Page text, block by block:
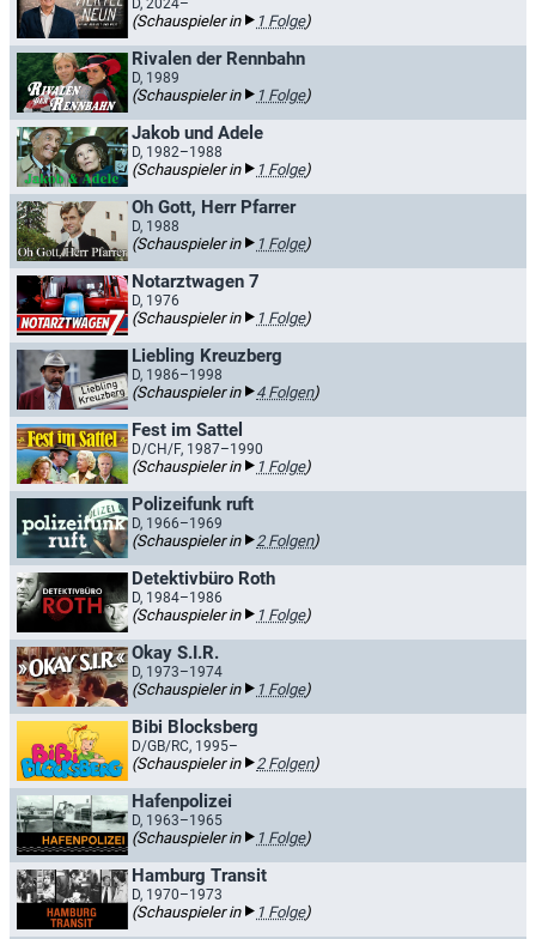
D, 2024–
(Schauspieler in 1 Folge)
Rivalen der Rennbahn
D, 1989
(Schauspieler in 1 Folge)
Jakob und Adele
D, 1982–1988
(Schauspieler in 1 Folge)
Oh Gott, Herr Pfarrer
D, 1988
(Schauspieler in 1 Folge)
Notarztwagen 7
D, 1976
(Schauspieler in 1 Folge)
Liebling Kreuzberg
D, 1986–1998
(Schauspieler in 4 Folgen)
Fest im Sattel
D/CH/F, 1987–1990
(Schauspieler in 1 Folge)
Polizeifunk ruft
D, 1966–1969
(Schauspieler in 2 Folgen)
Detektivbüro Roth
D, 1984–1986
(Schauspieler in 1 Folge)
Okay S.I.R.
D, 1973–1974
(Schauspieler in 1 Folge)
Bibi Blocksberg
D/GB/RC, 1995–
(Schauspieler in 2 Folgen)
Hafenpolizei
D, 1963–1965
(Schauspieler in 1 Folge)
Hamburg Transit
D, 1970–1973
(Schauspieler in 1 Folge)